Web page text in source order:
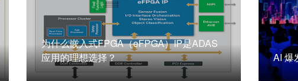
为什么嵌入式FPGA（eFPGA）IP是ADAS
应用的理想选择？
AI 爆